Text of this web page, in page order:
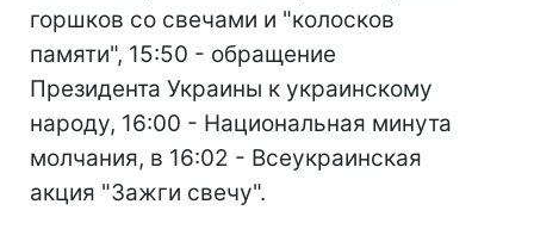
горшков со свечами и "колосков
памяти", 15:50 - обращение
Президента Украины к украинскому
народу, 16:00 - Национальная минута
молчания, в 16:02 - Всеукраинская
акция "Зажги свечу".